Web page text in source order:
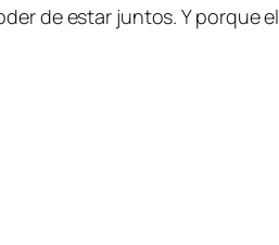
de estar juntos. Y